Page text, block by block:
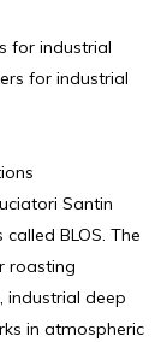
for industrial
for industrial
Santin
BLOS. The
roasting
industrial deep
in atmospheric